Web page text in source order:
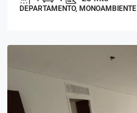
DEPARTAMENTO, MONOAMBIENTE